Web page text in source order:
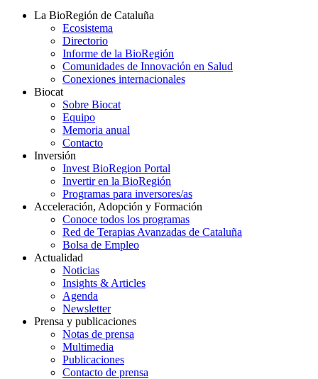
La BioRegión de Cataluña
Ecosistema
Directorio
Informe de la BioRegión
Comunidades de Innovación en Salud
Conexiones internacionales
Biocat
Sobre Biocat
Equipo
Memoria anual
Contacto
Inversión
Invest BioRegion Portal
Invertir en la BioRegión
Programas para inversores/as
Acceleración, Adopción y Formación
Conoce todos los programas
Red de Terapias Avanzadas de Cataluña
Bolsa de Empleo
Actualidad
Noticias
Insights & Articles
Agenda
Newsletter
Prensa y publicaciones
Notas de prensa
Multimedia
Publicaciones
Contacto de prensa